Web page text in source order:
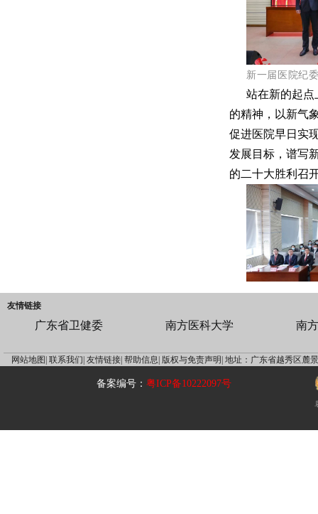
新一届医院纪
站在新的起
的精神，以新气
促进医院早日实
发展目标，谱写
的二十大胜利召
友情链接
广东省卫健委 南方医科大学 南
网站地图| 联系我们| 友情链接| 帮助信息| 版权与免责声明| 地址：广东省越秀区麓
备案编号：粤ICP备10222097号